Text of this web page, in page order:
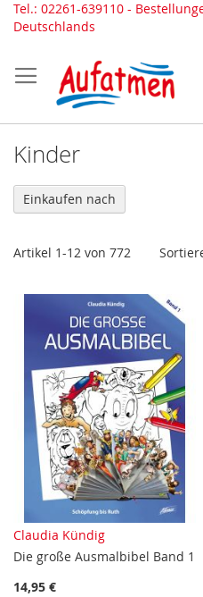
Direkt
zum
Tel.: 02261-639110 -
Deutschlands
Kinder
Artikel 1-12 von 772
Claudia Kündig
Die große Ausmalbibel Band 1
14,95 €
Einkaufen nach